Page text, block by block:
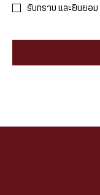
รับทราบ และยินยอม